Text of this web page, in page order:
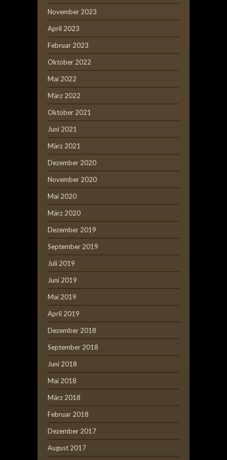
November 2023
April 2023
Februar 2023
Oktober 2022
Mai 2022
März 2022
Oktober 2021
Juni 2021
März 2021
Dezember 2020
November 2020
Mai 2020
März 2020
Dezember 2019
September 2019
Juli 2019
Juni 2019
Mai 2019
April 2019
Dezember 2018
September 2018
Juni 2018
Mai 2018
März 2018
Februar 2018
Dezember 2017
August 2017